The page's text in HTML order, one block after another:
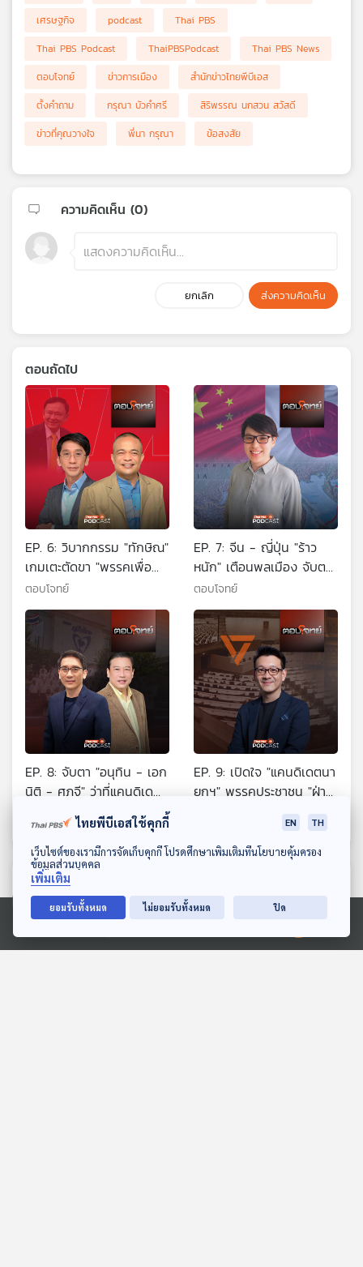
ดาวน์โหลด Thai PBS Podcast Application
Ⓒ 2020 องค์การกระจายเสียงและแพร่ภาพสาธารณะแห่งประเทศไทย
เศรษฐกิจ
podcast
Thai PBS
Thai PBS Podcast
ThaiPBSPodcast
Thai PBS News
ตอบโจทย์
ข่าวการเมือง
สำนักข่าวไทยพีบีเอส
ตั้งคำถาม
กรุณา บัวคำศรี
สิริพรรณ นกสวน สวัสดี
ข่าวที่คุณวางใจ
พี่นา กรุณา ข้อสงสัย
ความคิดเห็น (0)
ยกเลิก ส่งความคิดเห็น
ตอนถัดไป
EP. 6: วิบากกรรม "ทักษิณ"
เกมเตะตัดขา "พรรคเพื่อ
ไทย" ศึกเลือกตั้ง ?
ตอบโจทย์
EP. 7: จีน - ญี่ปุ่น "ร้าว
หนัก" เตือนพลเมือง จับตา
โอกาส "จีนบุกไต้หวัน" ?
ตอบโจทย์
EP. 8: จับตา "อนุทิน - เอก
นิติ - ศุภจี" ว่าที่แคนดิเด
EP. 9: เปิดใจ "แคนดิเดตนา
ยกฯ" พรรคประชาชน "ฝ่า
ดงกระสุน" กวาด 250 สส.
ตอนที่เกี่ยวข้อง
ไทยพีบีเอสใช้คุกกี้ EN TH
เว็บไซต์ของเรามีการจัดเก็บคุกกี้ โปรดศึกษาเพิ่มเติมที่นโยบายคุ้มครอง
ข้อมูลส่วนบุคคล
เพิ่มเติม
ยอมรับทั้งหมด ไม่ยอมรับทั้งหมด ปิด